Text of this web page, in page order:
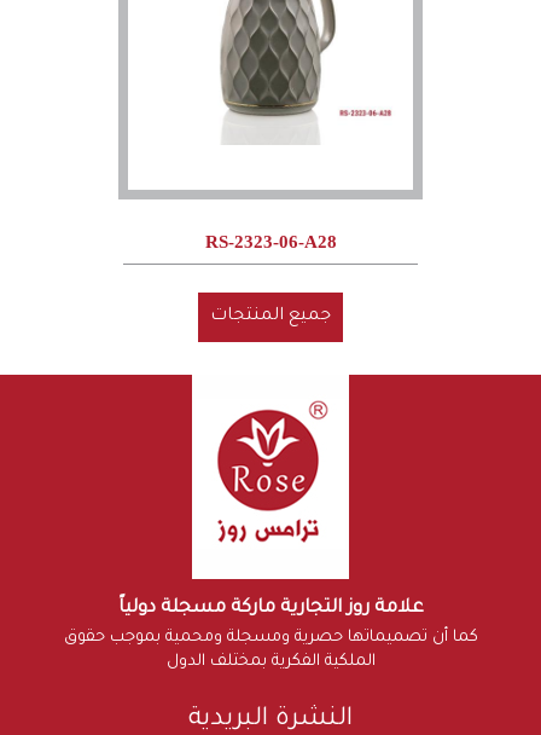
RS-2323-06-A28
جميع المنتجات
علامة روز التجارية ماركة مسجلة دولياً
كما أن تصميماتها حصرية ومسجلة ومحمية بموجب حقوق
الملكية الفكرية بمختلف الدول
النشرة البريدية